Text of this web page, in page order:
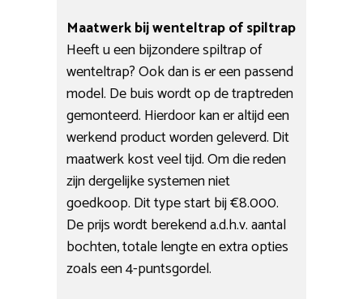
Maatwerk bij wenteltrap of spiltrap
Heeft u een bijzondere spiltrap of
wenteltrap? Ook dan is er een passend
model. De buis wordt op de traptreden
gemonteerd. Hierdoor kan er altijd een
werkend product worden geleverd. Dit
maatwerk kost veel tijd. Om die reden
zijn dergelijke systemen niet
goedkoop. Dit type start bij €8.000.
De prijs wordt berekend a.d.h.v. aantal
bochten, totale lengte en extra opties
zoals een 4-puntsgordel.